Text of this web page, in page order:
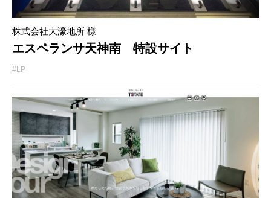
株式会社大濠地所 様
エスペランサ天神南 特設サイト
#LP